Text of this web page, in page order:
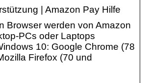
| Amazon Pay Hilfe
Browser werden von Amazon
PCs oder Laptops
10: Google Chrome (78
Firefox (70 und